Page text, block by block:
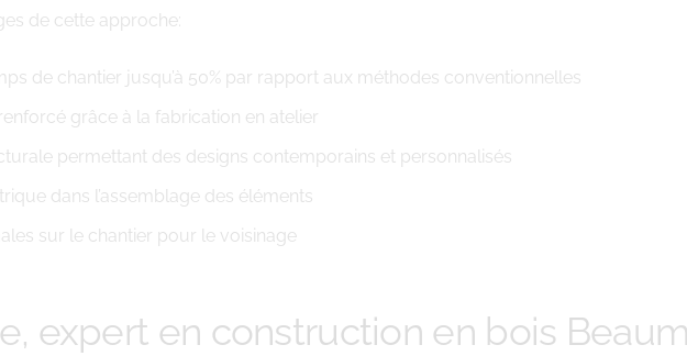
de cette approche:
de chantier jusqu’à 50% par rapport aux méthodes conventionnelles
grâce à la fabrication en atelier
permettant des designs contemporains et personnalisés
dans l’assemblage des éléments
sur le chantier pour le voisinage
expert en construction en bois